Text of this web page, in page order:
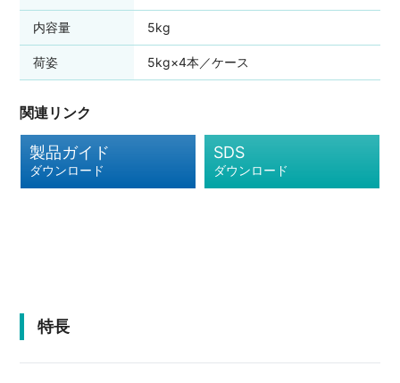
内容量 5kg
荷姿 5kg×4本／ケース
関連リンク
製品ガイド
ダウンロード
SDS
ダウンロード
特長